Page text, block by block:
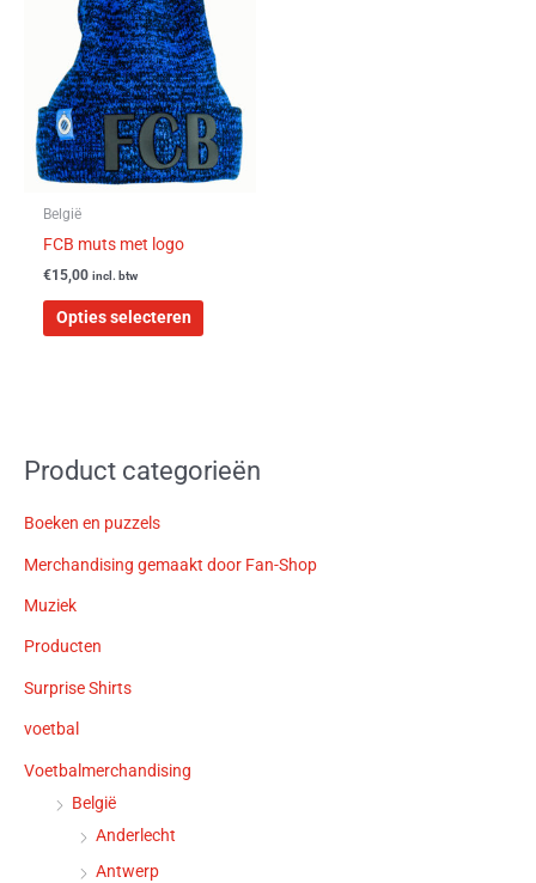
België
FCB muts met logo
€15,00 incl. btw
Opties selecteren
heeft
meerdere
variaties.
Deze
optie
kan
gekozen
Product categorieën
Boeken en puzzels
Merchandising gemaakt door Fan-Shop
Muziek
Producten
Surprise Shirts
voetbal
Voetbalmerchandising
België
Anderlecht
Antwerp